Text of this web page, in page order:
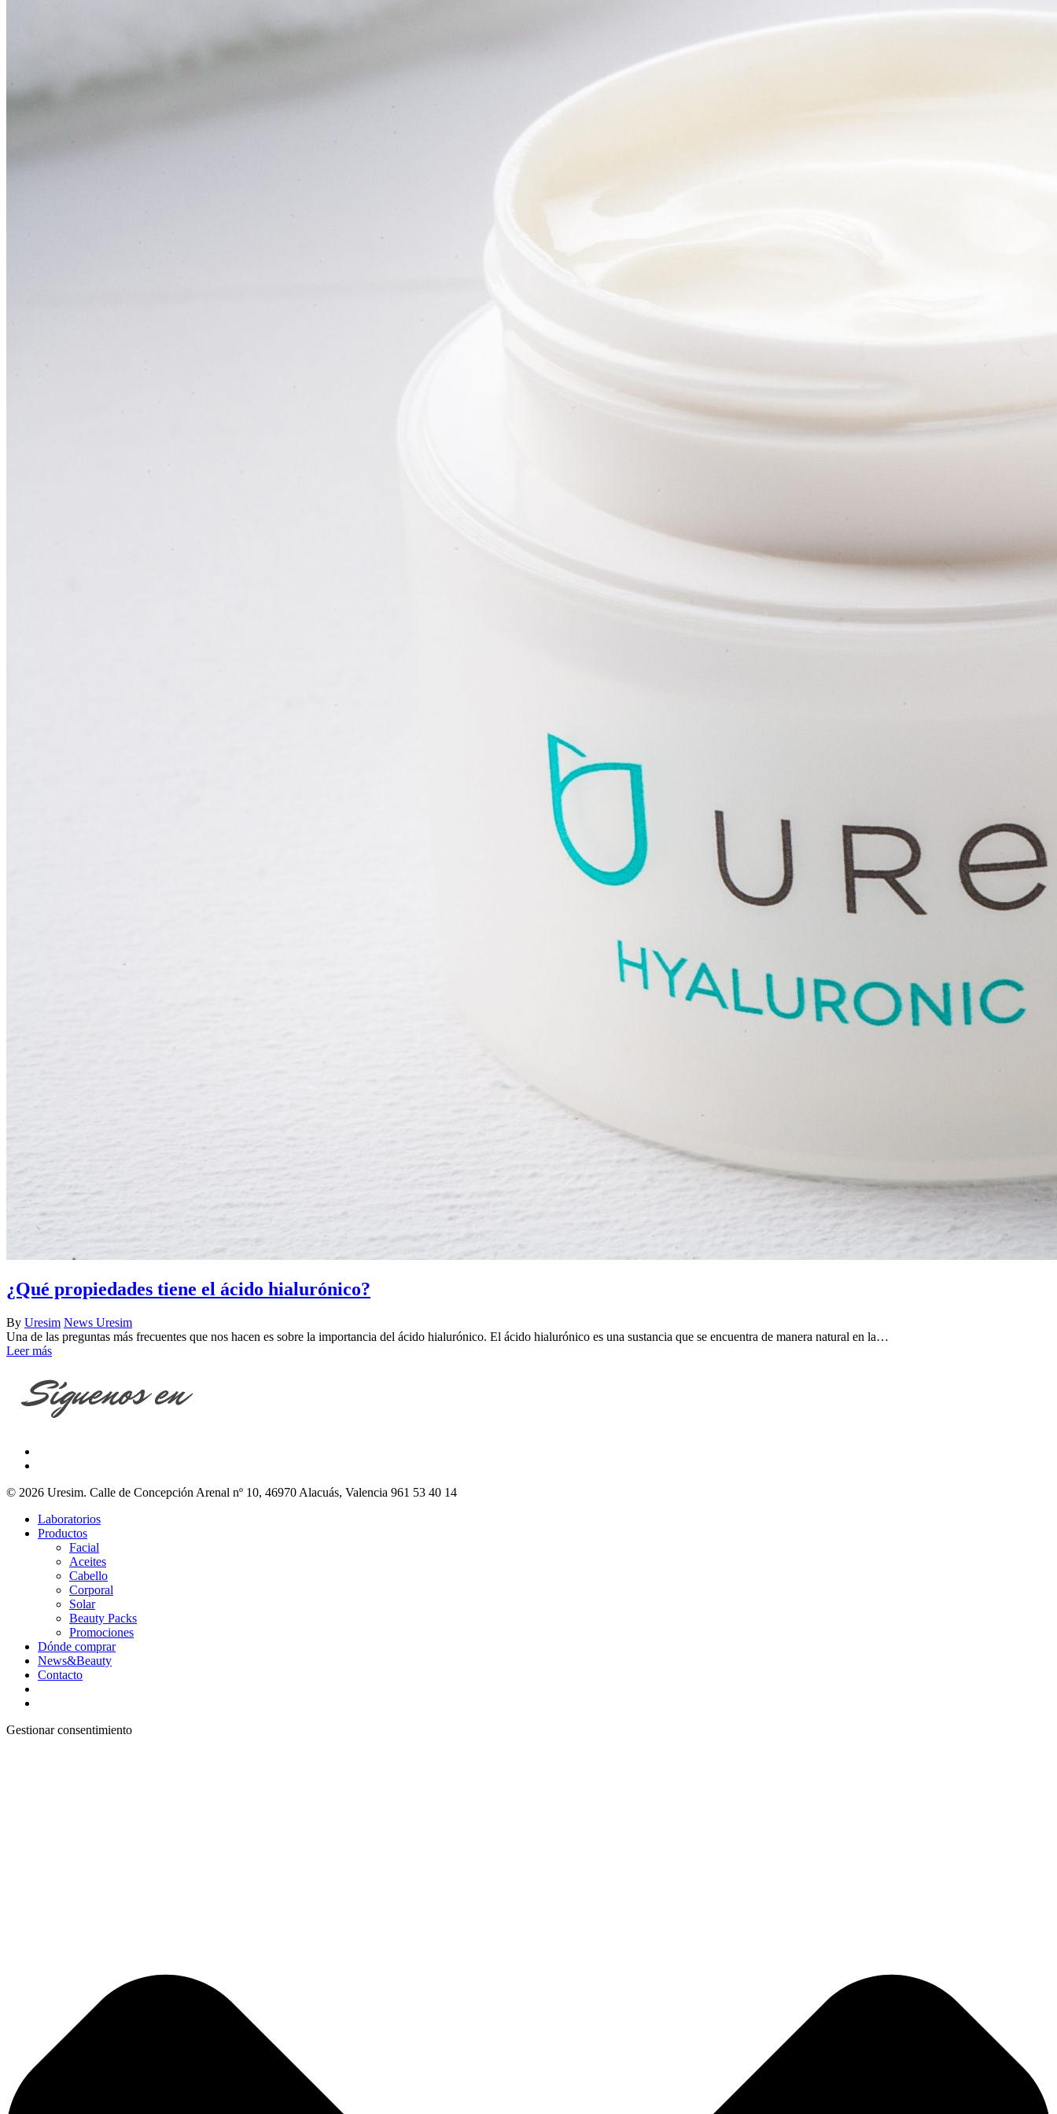
¿Qué propiedades tiene el ácido hialurónico?
By Uresim News Uresim
Una de las preguntas más frecuentes que nos hacen es sobre la importancia del ácido hialurónico. El ácido hialurónico es una sustancia que se encuentra de manera natural en la…
Leer más
© 2026 Uresim. Calle de Concepción Arenal nº 10, 46970 Alacuás, Valencia 961 53 40 14
Laboratorios
Productos
Facial
Aceites
Cabello
Corporal
Solar
Beauty Packs
Promociones
Dónde comprar
News&Beauty
Contacto
Gestionar consentimiento